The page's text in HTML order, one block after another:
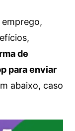
de
para enviar
abaixo, caso